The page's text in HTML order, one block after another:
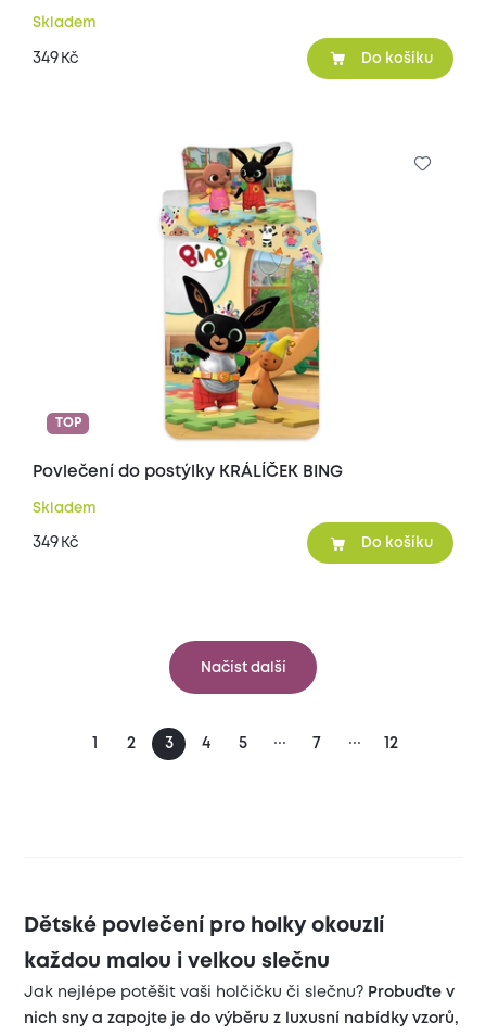
Skladem
349 Kč Do košíku
TOP
Povlečení do postýlky KRÁLÍČEK BING
Skladem
349 Kč Do košíku
Načíst další
1 2 3 4 5 ... 7 ... 12
Dětské povlečení pro holky okouzlí
každou malou i velkou slečnu
Jak nejlépe potěšit vaši holčičku či slečnu? Probuďte v
nich sny a zapojte je do výběru z luxusní nabídky vzorů,